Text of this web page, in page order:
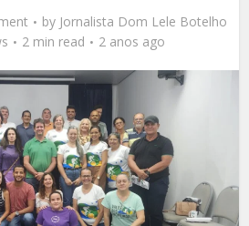
by Jornalista Dom Lele Botelho
2 min read 2 anos ago